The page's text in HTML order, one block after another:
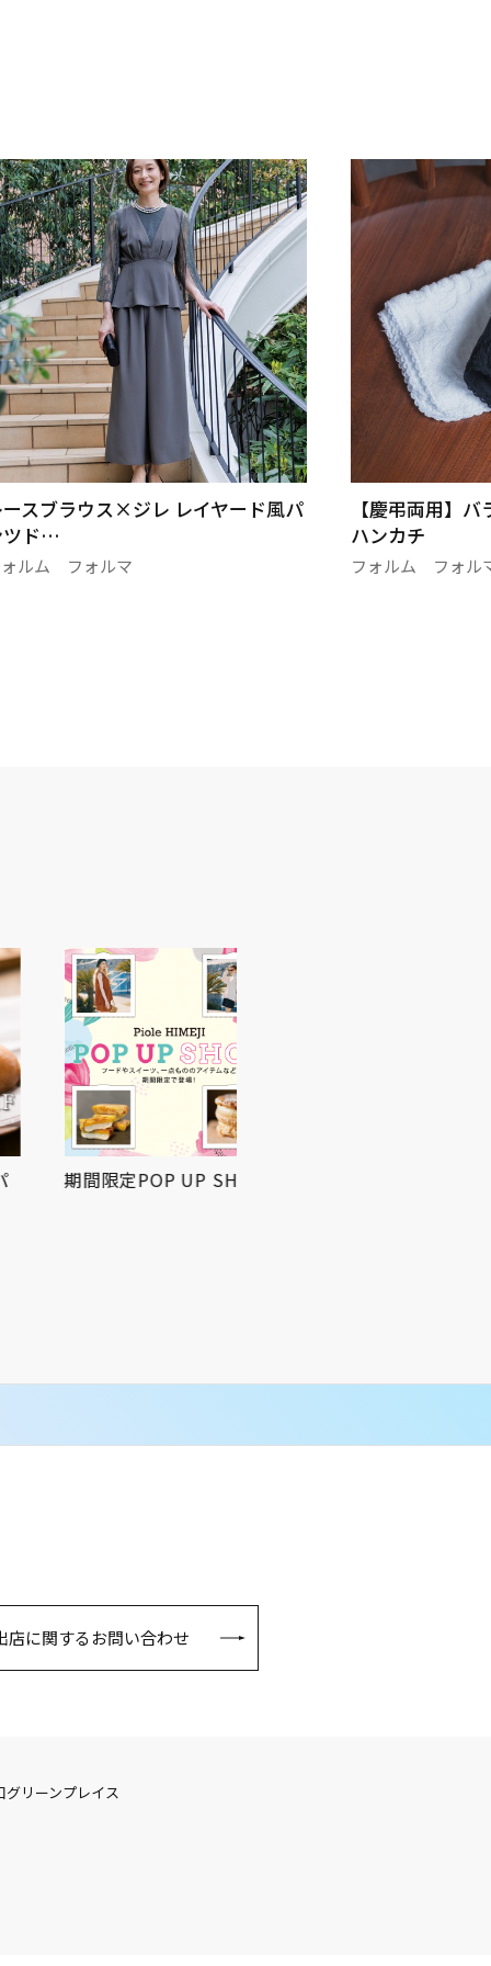
スブラウス×ジレ レイヤード風パ
ツド…
ルム フォルマ
【慶弔両用】
ハンカチ
フォルム フォル
期間限定POP UP SHOP
店に関するお問い合わせ
グリーンプレイス